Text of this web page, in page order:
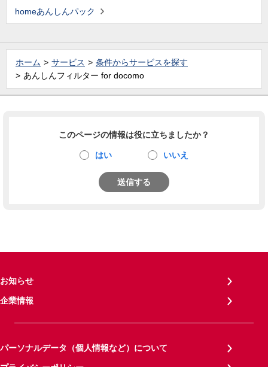
homeあんしんパック
ホーム サービス
条件からサービスを探す
あんしんフィルター for docomo
このページの情報は役に立ちましたか？
はい いいえ
送信する
お知らせ
企業情報
パーソナルデータ（個人情報など）について